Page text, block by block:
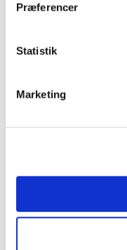
Præferencer
Statistik
Marketing